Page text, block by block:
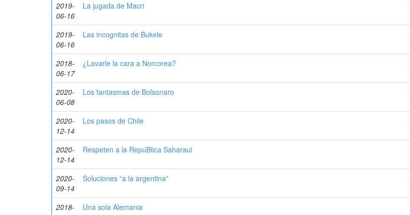
2019-
06-16
La jugada de Macri
2019-
06-16
Las incognitas de Bukele
2018-
06-17
¿Lavarle la cara a Norcorea?
2020-
06-08
Los fantasmas de Bolsonaro
2020-
12-14
Los pasos de Chile
2020-
12-14
Respeten a la RepúBlica Saharaui
2020-
09-14
Soluciones “a la argentina”
2018-
Una sola Alemania